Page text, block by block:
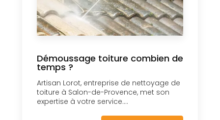
Démoussage toiture combien de
temps ?
Artisan Lorot, entreprise de nettoyage de
toiture à Salon-de-Provence, met son
expertise à votre service....